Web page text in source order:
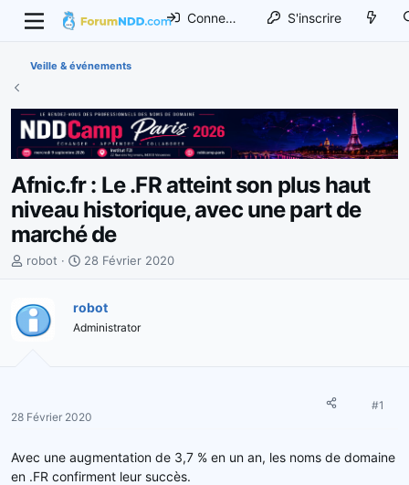
Connexion S'inscrire
Veille & événements
Afnic.fr : Le .FR atteint son plus haut
niveau historique, avec une part de
marché de
I
t
i
r
e
robot
D
e
d
u
28 Février 2020
robot
Administrator
28 Février 2020
#1
Avec une augmentation de 3,7 % en un an, les noms de domaine
en .FR confirment leur succès.